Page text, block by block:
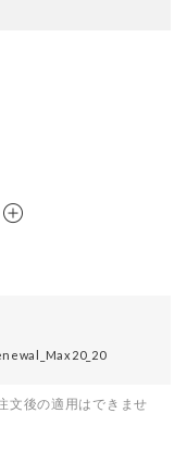
文後の適用はできませ